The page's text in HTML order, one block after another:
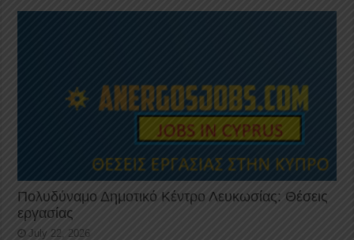
Πολυδύναμο Δημοτικό Κέντρο Λευκωσίας: Θέσεις
εργασίας
July 22, 2026